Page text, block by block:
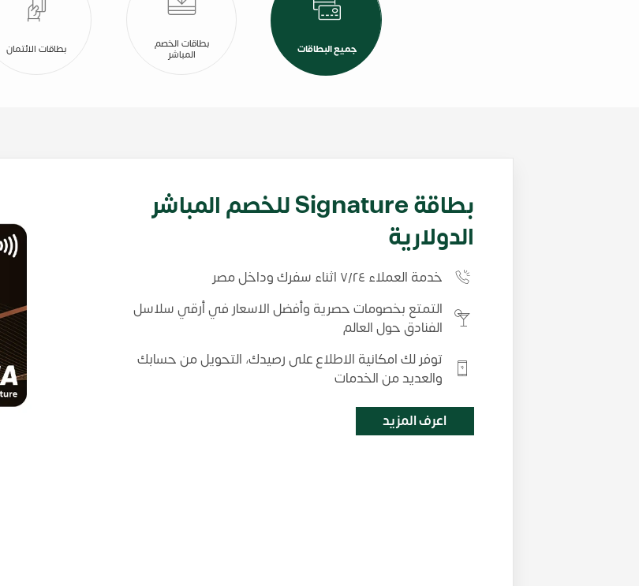
جميع البطاقات بطاقات الخصم
المباشر بطاقات الائتمان
بطاقة Signature للخصم المباشر
الدولارية
خدمة العملاء ٧/٢٤ اثناء سفرك وداخل مصر
التمتع بخصومات حصرية وأفضل الاسعار في أرقي سلاسل
الفنادق حول العالم
توفر لك امكانية الاطلاع على رصيدك، التحويل من حسابك
والعديد من الخدمات
اعرف المزيد